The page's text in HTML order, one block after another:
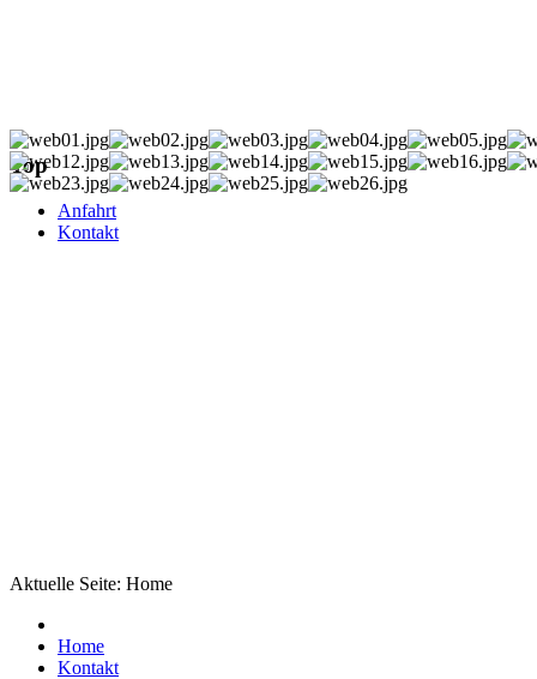
Top
Anfahrt
Kontakt
Aktuelle Seite: Home
Home
Kontakt